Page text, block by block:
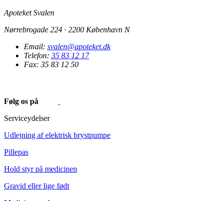
Apoteket Svalen
Nørrebrogade 224 · 2200 København N
Email: svalen@apoteket.dk
Telefon: 35 83 12 17
Fax: 35 83 12 50
Følg os på
Serviceydelser
Udlejning af elektrisk brystpumpe
Pillepas
Hold styr på medicinen
Gravid eller lige født